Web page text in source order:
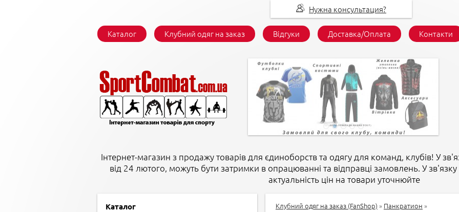
Каталог Клубний одяг на заказ Відгуки Доставка/Оплата Контакти
Інтернет-магазин з продажу товарів для єдиноборств та одягу для команд, клубів! У
від 24 лютого, можуть бути затримки в опрацюванні та відправці замовлень. У зв'язку
актуальність цін на товари уточнюйте
Каталог Клубний одяг на заказ (FanShop) » Панкратион »
Нужна консультация?